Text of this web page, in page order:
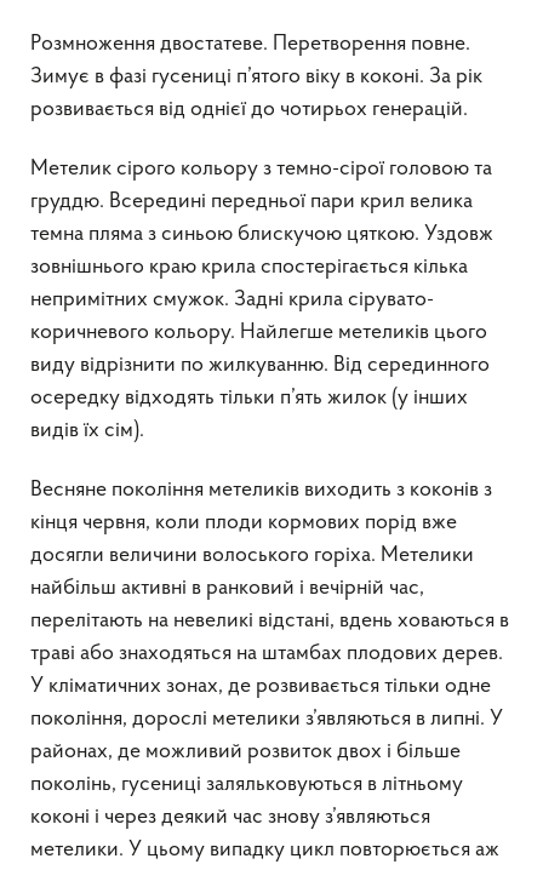
Розмноження двостатеве. Перетворення повне.
Зимує в фазі гусениці п’ятого віку в коконі. За рік
розвивається від однієї до чотирьох генерацій.
Метелик сірого кольору з темно-сірої головою та
груддю. Всередині передньої пари крил велика
темна пляма з синьою блискучою цяткою. Уздовж
зовнішнього краю крила спостерігається кілька
непримітних смужок. Задні крила сірувато-
коричневого кольору. Найлегше метеликів цього
виду відрізнити по жилкуванню. Від серединного
осередку відходять тільки п’ять жилок (у інших
видів їх сім).
Весняне покоління метеликів виходить з коконів з
кінця червня, коли плоди кормових порід вже
досягли величини волоського горіха. Метелики
найбільш активні в ранковий і вечірній час,
перелітають на невеликі відстані, вдень ховаються в
траві або знаходяться на штамбах плодових дерев.
У кліматичних зонах, де розвивається тільки одне
покоління, дорослі метелики з’являються в липні. У
районах, де можливий розвиток двох і більше
поколінь, гусениці заляльковуються в літньому
коконі і через деякий час знову з’являються
метелики. У цьому випадку цикл повторюється аж